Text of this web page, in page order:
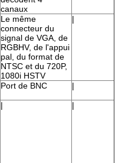
canaux
Le même
connecteur du
signal de VGA, de
RGBHV, de l'appui
pal, du format de
NTSC et du 720P,
1080i HSTV
|
Port de BNC |
| |